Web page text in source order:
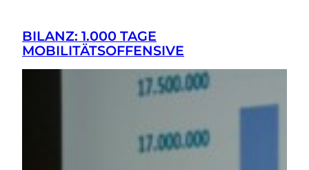
BILANZ: 1.000 TAGE
MOBILITÄTSOFFENSIVE